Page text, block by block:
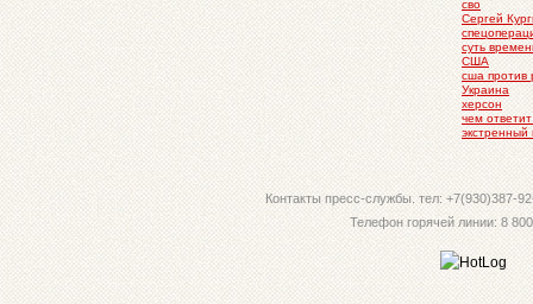
сво
Сергей
суть
США
сша против
Украина
херсон
чем
экстренный
Контакты пресс-службы. тел: +7(930)387-
Телефон горячей линии: 8